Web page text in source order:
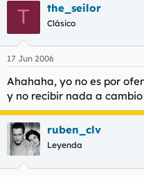
T the_seilor
Clásico
17 Jun 2006
Ahahaha, yo no es por
y no recibir nada a cambio
ruben_clv
Leyenda